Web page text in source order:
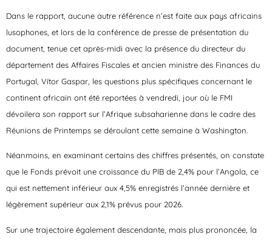
Dans le rapport, aucune autre référence n’est faite aux pays africains
lusophones, et lors de la conférence de presse de présentation du
document, tenue cet après-midi avec la présence du directeur du
département des Affaires Fiscales et ancien ministre des Finances du
Portugal, Vítor Gaspar, les questions plus spécifiques concernant le
continent africain ont été reportées à vendredi, jour où le FMI
dévoilera son rapport sur l’Afrique subsaharienne dans le cadre des
Réunions de Printemps se déroulant cette semaine à Washington.
Néanmoins, en examinant certains des chiffres présentés, on constate
que le Fonds prévoit une croissance du PIB de 2,4% pour l’Angola, ce
qui est nettement inférieur aux 4,5% enregistrés l’année dernière et
légèrement supérieur aux 2,1% prévus pour 2026.
Sur une trajectoire également descendante, mais plus prononcée, la